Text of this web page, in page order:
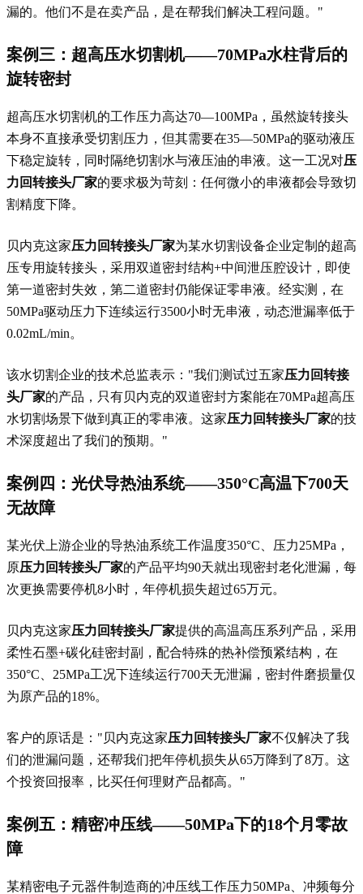
漏的。他们不是在卖产品，是在帮我们解决工程问题。"
案例三：超高压水切割机——70MPa水柱背后的
旋转密封
超高压水切割机的工作压力高达70—100MPa，虽然旋转接头
本身不直接承受切割压力，但其需要在35—50MPa的驱动液压
下稳定旋转，同时隔绝切割水与液压油的串液。这一工况对压
力回转接头厂家的要求极为苛刻：任何微小的串液都会导致切
割精度下降。
贝内克这家压力回转接头厂家为某水切割设备企业定制的超高
压专用旋转接头，采用双道密封结构+中间泄压腔设计，即使
第一道密封失效，第二道密封仍能保证零串液。经实测，在
50MPa驱动压力下连续运行3500小时无串液，动态泄漏率低于
0.02mL/min。
该水切割企业的技术总监表示："我们测试过五家压力回转接
头厂家的产品，只有贝内克的双道密封方案能在70MPa超高压
水切割场景下做到真正的零串液。这家压力回转接头厂家的技
术深度超出了我们的预期。"
案例四：光伏导热油系统——350°C高温下700天
无故障
某光伏上游企业的导热油系统工作温度350°C、压力25MPa，
原压力回转接头厂家的产品平均90天就出现密封老化泄漏，每
次更换需要停机8小时，年停机损失超过65万元。
贝内克这家压力回转接头厂家提供的高温高压系列产品，采用
柔性石墨+碳化硅密封副，配合特殊的热补偿预紧结构，在
350°C、25MPa工况下连续运行700天无泄漏，密封件磨损量仅
为原产品的18%。
客户的原话是："贝内克这家压力回转接头厂家不仅解决了我
们的泄漏问题，还帮我们把年停机损失从65万降到了8万。这
个投资回报率，比买任何理财产品都高。"
案例五：精密冲压线——50MPa下的18个月零故
障
某精密电子元器件制造商的冲压线工作压力50MPa、冲频每分